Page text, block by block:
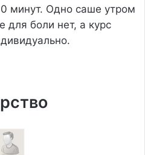
минут. Одно саше утром
для боли нет, а курс